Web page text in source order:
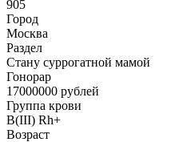
905
Город
Москва
Раздел
Cтану суррогатной мамой
Гонoрар
17000000 рублей
Группа крови
B(III) Rh+
Возраст